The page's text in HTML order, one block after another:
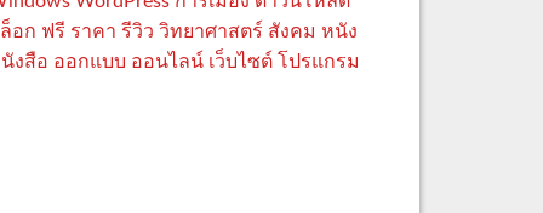
อก ฟรี ราคา รีวิว วิทยาศาสตร์ สังคม หนัง
งสือ ออกแบบ ออนไลน์ เว็บไซต์ โปรแกรม